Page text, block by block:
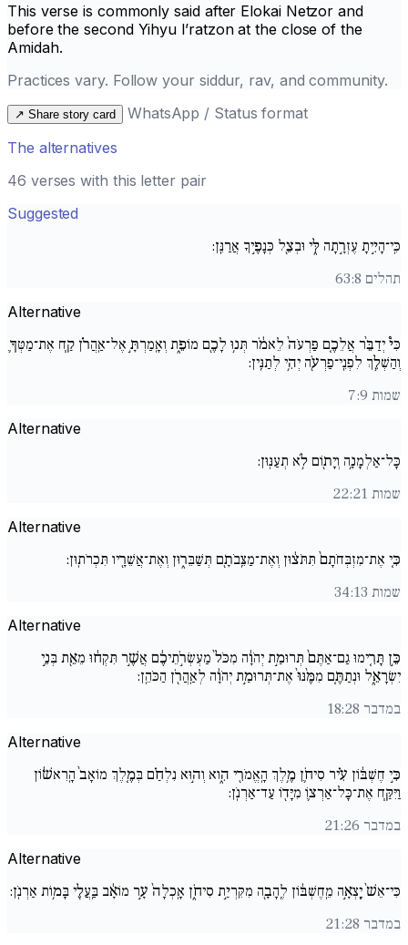
This verse is commonly said after Elokai Netzor and
before the second Yihyu l’ratzonat the close of the
Amidah.
Practices vary. Follow your siddur, rav, and community.
↗ Share story card
WhatsApp / Status format
The alternatives
46 verses with this letter pair
Suggested
כִּֽי־הָיִ֣יתָ עֶזְרָ֣תָה לִּ֑י וּבְצֵ֖ל כְּנָפֶ֣יךָ אֲרַנֵּֽן:
תהלים 63:8
Alternative
כִּי֩ יְדַבֵּ֨ר אֲלֵכֶ֤ם פַּרְעֹה֙ לֵאמֹ֔ר תְּנ֥וּ לָכֶ֖ם מוֹפֵ֑ת וְאָֽמַרְתָּ֣ אֶל־אַֽהֲרֹ֗ן קַ֧ח אֶת־מַטְּךָ֛
וְהַשְׁלֵ֥ךְ לִפְנֵֽי־פַרְעֹ֖ה יְהִ֥י לְתַנִּֽין:
שמות 7:9
Alternative
כָּל־אַלְמָנָ֥ה וְיָת֖וֹם לֹ֥א תְעַנּֽוּן:
שמות 22:21
Alternative
כִּ֤י אֶת־מִזְבְּחֹתָם֙ תִּתֹּצ֔וּן וְאֶת־מַצֵּֽבֹתָ֖ם תְּשַׁבֵּר֑וּן וְאֶת־אֲשֵׁרָ֖יו תִּכְרֹתֽוּן:
שמות 34:13
Alternative
כֵּ֣ן תָּרִ֤ימוּ גַם־אַתֶּם֙ תְּרוּמַ֣ת יְהֹוָ֔ה מִכֹּל֙ מַעְשְׂרֹ֣תֵיכֶ֔ם אֲשֶׁ֣ר תִּקְח֔וּ מֵאֵ֖ת בְּנֵ֣י
יִשְׂרָאֵ֑ל וּנְתַתֶּ֤ם מִמֶּ֨נּוּ֙ אֶת־תְּרוּמַ֣ת יְהֹוָ֔ה לְאַֽהֲרֹ֖ן הַכֹּהֵֽן:
במדבר 18:28
Alternative
כִּ֣י חֶשְׁבּ֔וֹן עִ֗יר סִיחֹ֛ן מֶ֥לֶךְ הָֽאֱמֹרִ֖י הִ֑וא וְה֣וּא נִלְחַ֗ם בְּמֶ֤לֶךְ מוֹאָב֙ הָֽרִאשׁ֔וֹן
וַיִּקַּ֧ח אֶת־כָּל־אַרְצ֛וֹ מִיָּד֖וֹ עַד־אַרְנֹֽן:
במדבר 21:26
Alternative
כִּי־אֵשׁ֙ יָֽצְאָ֣ה מֵֽחֶשְׁבּ֔וֹן לֶֽהָבָ֖ה מִקִּרְיַ֣ת סִיחֹ֑ן אָֽכְלָה֙ עָ֣ר מוֹאָ֔ב בַּֽעֲלֵ֖י בָּמ֥וֹת אַרְנֹֽן:
במדבר 21:28